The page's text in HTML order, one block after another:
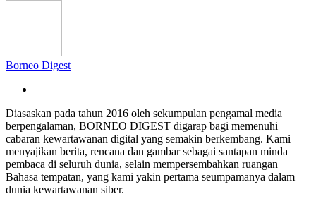
Borneo Digest
Diasaskan pada tahun 2016 oleh sekumpulan pengamal media
berpengalaman, BORNEO DIGEST digarap bagi memenuhi
cabaran kewartawanan digital yang semakin berkembang. Kami
menyajikan berita, rencana dan gambar sebagai santapan minda
pembaca di seluruh dunia, selain mempersembahkan ruangan
Bahasa tempatan, yang kami yakin pertama seumpamanya dalam
dunia kewartawanan siber.